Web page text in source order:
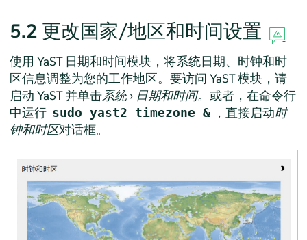
5.2 更改国家/地区和时间设置
使用 YaST 日期和时间模块，将系统日期、时钟和时
区信息调整为您的工作地区。要访问 YaST 模块，请
启动 YaST 并单击系统› 日期和时间。或者，在命令行
中运行 sudo yast2 timezone & ，直接启动时
钟和时区对话框。